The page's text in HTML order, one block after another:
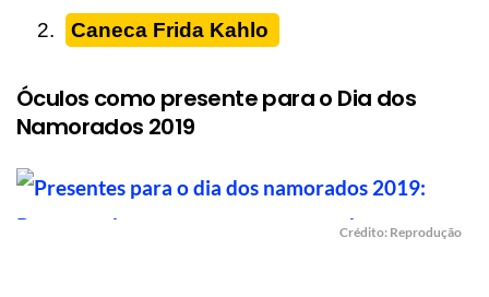
Caneca Frida Kahlo
Óculos como presente para o Dia dos
Namorados 2019
Crédito: Reprodução